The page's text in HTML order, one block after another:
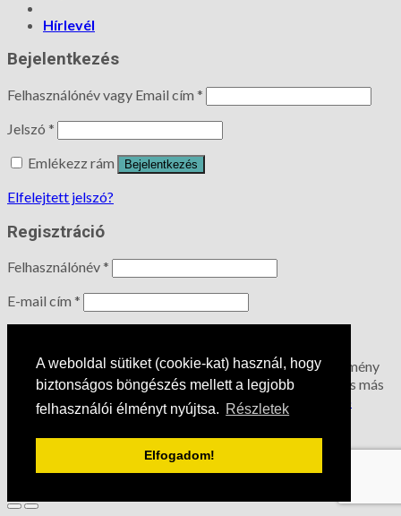
A weboldal sütiket (cookie-kat) használ, hogy
biztonságos böngészés mellett a legjobb
felhasználói élményt nyújtsa. Részletek
Elfogadom!
Hírlevél
Bejelentkezés
Felhasználónév vagy Email cím *
Jelszó *
Emlékezz rám
Bejelentkezés
Elfelejtett jelszó?
Regisztráció
Felhasználónév*
E-mail cím *
A személyes adatokat a weboldalon történő vásárlási élmény
fenntartásához, a fiókhoz való hozzáférés kezeléséhez és más
célokra használjuk, melyeket aAdatkezelési tájékoztató
tartalmaz.